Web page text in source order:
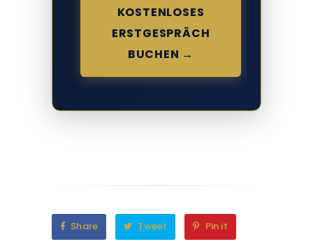
KOSTENLOSES
ERSTGESPRÄCH
BUCHEN →
Share Tweet Pin it